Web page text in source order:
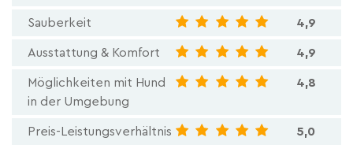
Sauberkeit 4,9
Ausstattung & Komfort 4,9
Möglichkeiten mit Hund
in der Umgebung
4,8
Preis-Leistungsverhältnis 5,0